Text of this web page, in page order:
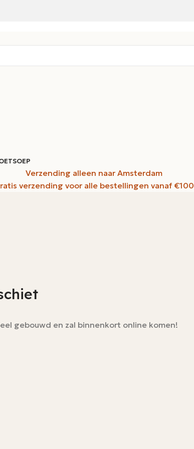
SOEP
Verzending alleen naar Amsterdam
verzending voor alle bestellingen vanaf €100
gebouwd en zal binnenkort online komen!